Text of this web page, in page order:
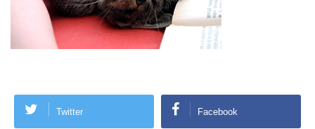
Twitter Facebook